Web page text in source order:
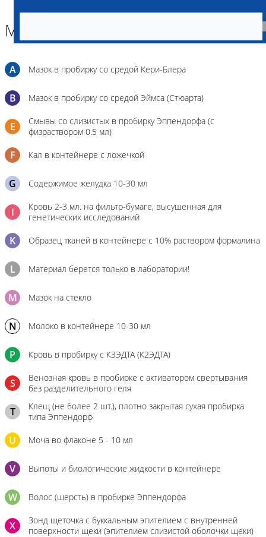
Материал
A Мазок в пробирку со средой Кери-Блера
B Мазок в пробирку со средой Эймса (Стюарта)
E
Смывы со слизистых в пробирку Эппендорфа (с
физраствором 0.5 мл)
F Кал в контейнере с ложечкой
G Содержимое желудка 10-30 мл
I
Кровь 2-3 мл. на фильтр-бумаге, высушенная для
генетических исследований
K Образец тканей в контейнере с 10% раствором формалина
L Материал берется только в лаборатории!
M Мазок на стекло
N Молоко в контейнере 10-30 мл
P Кровь в пробирку с К3ЭДТА (К2ЭДТА)
S
Венозная кровь в пробирке с активатором свертывания
без разделительного геля
T
Клещ (не более 2 шт.), плотно закрытая сухая пробирка
типа Эппендорф
U Моча во флаконе 5 - 10 мл
V Выпоты и биологические жидкости в контейнере
W Волос (шерсть) в пробирке Эппендорфа
X
Зонд щеточка с буккальным эпителием с внутренней
поверхности щеки (эпителием слизистой оболочки щеки)